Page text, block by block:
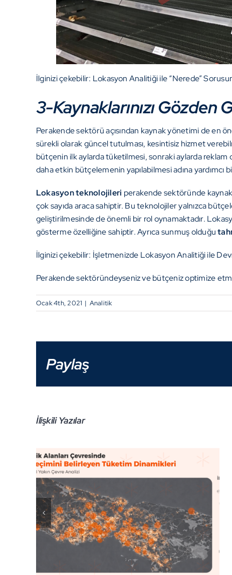
İlginizi çekebilir: Lokasyon Analitiği ile “Nerede”
3-Kaynaklarınızı Gözden
Perakende sektörü açısından kaynak yönetimi de en
sürekli olarak güncel tutulması, kesintisiz hizmet
bütçenin ilk aylarda tüketilmesi, sonraki aylarda
daha etkin bütçelemenin yapılabilmesi adına yardımcı
Lokasyon teknolojileri perakende sektöründe
çok sayıda araca sahiptir. Bu teknolojiler yalnızca
geliştirilmesinde de önemli bir rol oynamaktadır.
gösterme özelliğine sahiptir. Ayrıca sunmuş olduğu
İlginizi çekebilir: İşletmenizde Lokasyon Analitiği ile
Perakende sektöründeyseniz ve bütçeniz optimize
Ocak 4th, 2021 | Analitik
Paylaş
İlişkili Yazılar